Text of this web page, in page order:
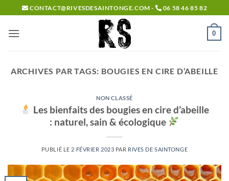
Passer
au
contenu
CONTACT@RIVESDESAINTONGE.COM - 06 58 46 85 82
0
ARCHIVES PAR TAGS: BOUGIES EN CIRE D’ABEILLE
NON CLASSÉ
Les bienfaits des bougies en cire d’abeille
: naturel, sain & écologique
PUBLIÉ LE 2 FÉVRIER 2023 PAR RIVES DE SAINTONGE